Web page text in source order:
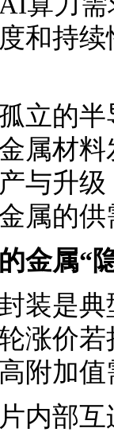
和持
立的
属材
与升
属的供
金属“
装是
涨价
附加值
内部